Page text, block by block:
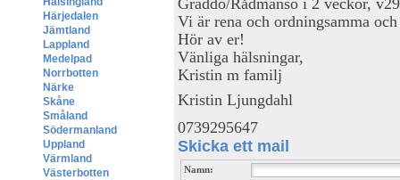
Härjedalen
Jämtland
Lappland
Medelpad
Norrbotten
Närke
Skåne
Småland
Södermanland
Uppland
Värmland
Västerbotten
Vi är rena och ordningsamma
Hör av er!
Vänliga hälsningar,
Kristin m familj
Kristin Ljungdahl
0739295647
Skicka ett mail
Namn: